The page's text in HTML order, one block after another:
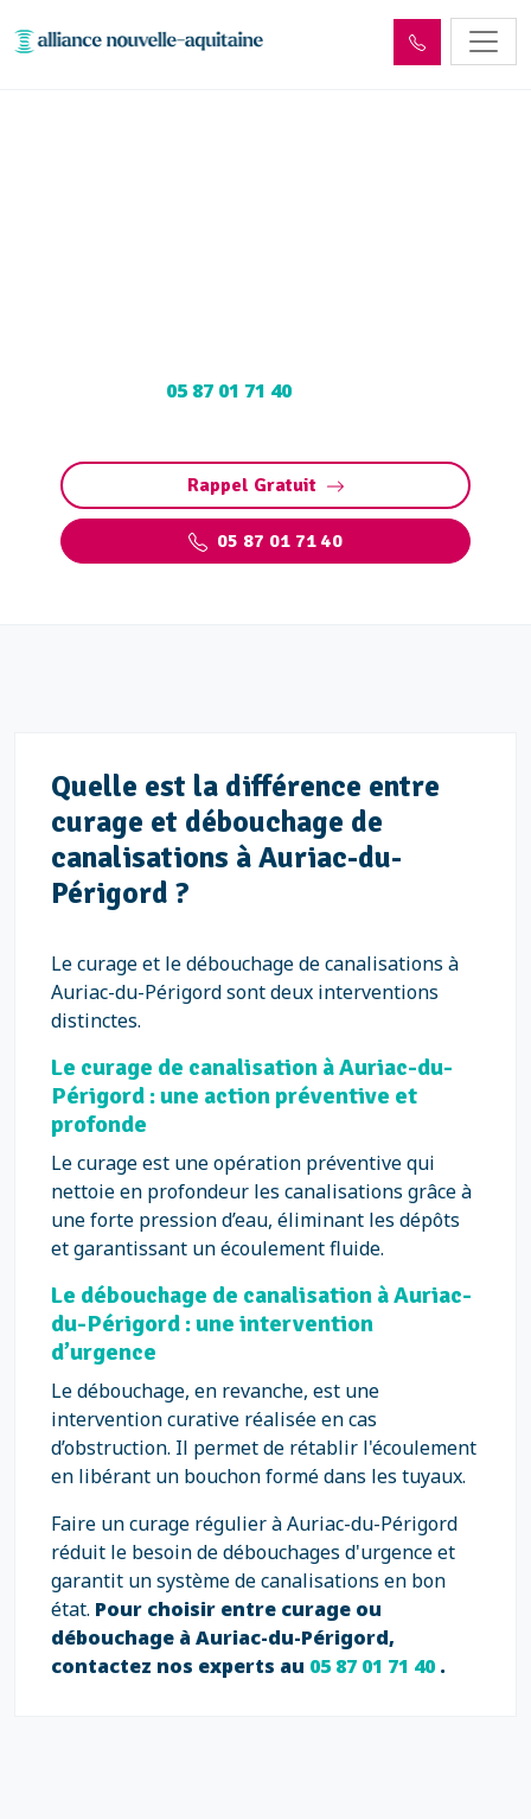
05 87 01 71 40
Rappel Gratuit
05 87 01 71 40
Quelle est la différence entre
curage et débouchage de
canalisations à Auriac-du-
Périgord ?
Le curage et le débouchage de canalisations à
Auriac-du-Périgord sont deux interventions
distinctes.
Le curage de canalisation à Auriac-du-
Périgord : une action préventive et
profonde
Le curage est une opération préventive qui
nettoie en profondeur les canalisations grâce à
une forte pression d’eau, éliminant les dépôts
et garantissant un écoulement fluide.
Le débouchage de canalisation à Auriac-
du-Périgord : une intervention
d’urgence
Le débouchage, en revanche, est une
intervention curative réalisée en cas
d’obstruction. Il permet de rétablir l'écoulement
en libérant un bouchon formé dans les tuyaux.
Faire un curage régulier à Auriac-du-Périgord
réduit le besoin de débouchages d'urgence et
garantit un système de canalisations en bon
état. Pour choisir entre curage ou
débouchage à Auriac-du-Périgord,
contactez nos experts au 05 87 01 71 40.